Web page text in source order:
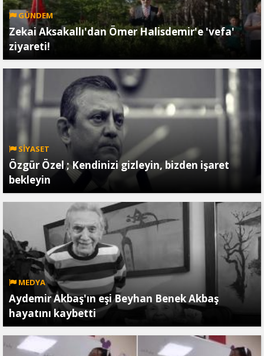
GÜNDEM
Zekai Aksakallı'dan Ömer Halisdemir'e 'vefa'
ziyareti!
SİYASET
Özgür Özel ; Kendinizi gizleyin, bizden işaret
bekleyin
MEDYA
Aydemir Akbaş'ın eşi Beyhan Benek Akbaş
hayatını kaybetti